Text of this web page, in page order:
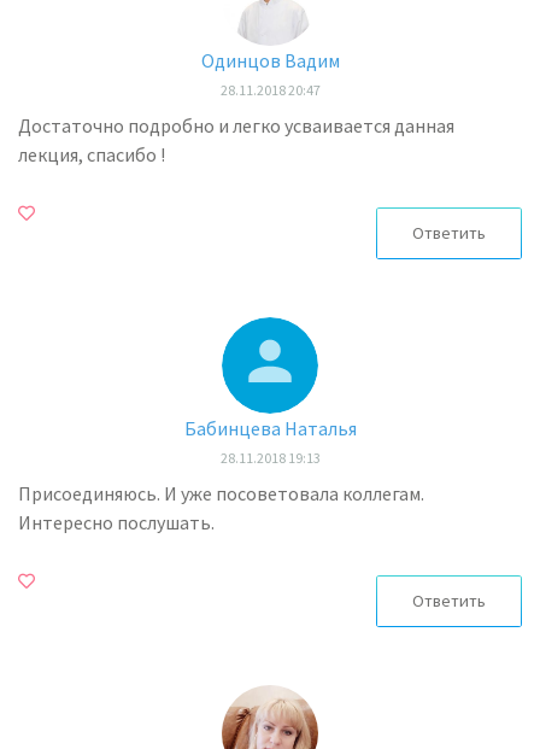
Одинцов Вадим
28.11.2018 20:47
Достаточно подробно и легко усваивается данная
лекция, спасибо !
Ответить
Бабинцева Наталья
28.11.2018 19:13
Присоединяюсь. И уже посоветовала коллегам.
Интересно послушать.
Ответить